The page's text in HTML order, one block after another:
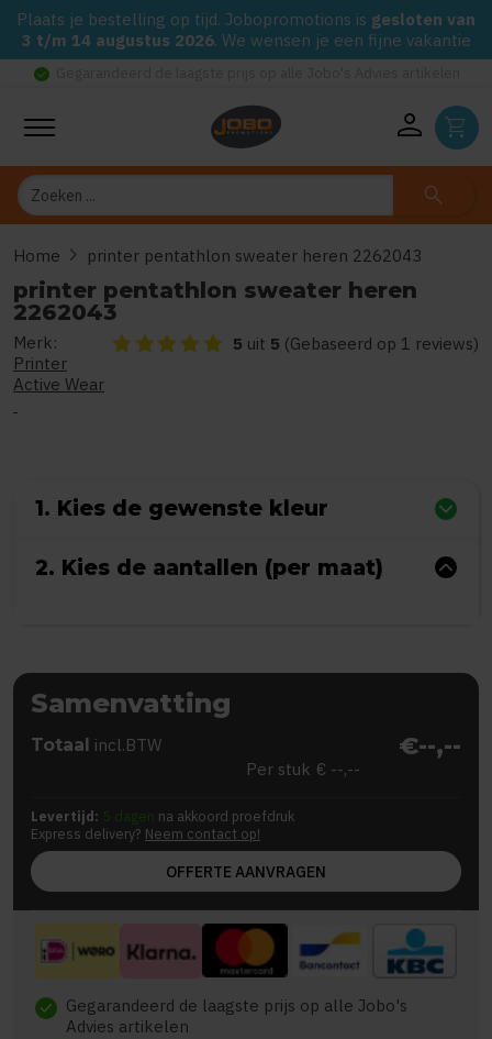
Plaats je bestelling op tijd. Jobopromotions is gesloten van
3 t/m 14 augustus 2026. We wensen je een fijne vakantie
check_circle
person shopping_cart
Zoeken search
Home chevron_right printer pentathlon sweater heren 2262043
printer pentathlon sweater heren
2262043
Merk:
Printer
Active Wear
De beoordeling van dit product is5 van de 5
5 uit 5 (Gebaseerd op 1 reviews)
1. Kies de gewenste kleur
2. Kies de aantallen (per maat)
Samenvatting
Totaal incl.BTW €--,--
Per stuk € --,--
Levertijd: 5 dagen na akkoord proefdruk
Express delivery? Neem contact op!
OFFERTE AANVRAGEN
check Gegarandeerd de laagste prijs op alle Jobo's
Advies artikelen